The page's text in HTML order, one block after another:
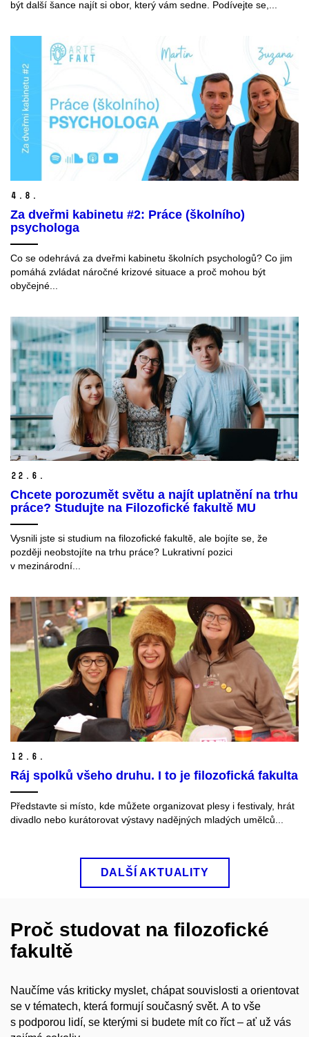
být další šance najít si obor, který vám sedne. Podívejte se,...
4. 8.
Za dveřmi kabinetu #2: Práce (školního)
psychologa
Co se odehrává za dveřmi kabinetu školních psychologů? Co jim
pomáhá zvládat náročné krizové situace a proč mohou být
obyčejné...
22. 6.
Chcete porozumět světu a najít uplatnění na trhu
práce? Studujte na Filozofické fakultě MU
Vysnili jste si studium na filozofické fakultě, ale bojíte se, že
později neobstojíte na trhu práce? Lukrativní pozici
v mezinárodní...
12. 6.
Ráj spolků všeho druhu. I to je filozofická fakulta
Představte si místo, kde můžete organizovat plesy i festivaly, hrát
divadlo nebo kurátorovat výstavy nadějných mladých umělců...
DALŠÍ AKTUALITY
Proč studovat na filozofické
fakultě
Naučíme vás kriticky myslet, chápat souvislosti a orientovat
se v tématech, která formují současný svět. A to vše
s podporou lidí, se kterými si budete mít co říct – ať už vás